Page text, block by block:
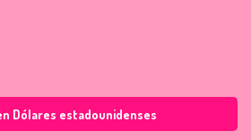
Dólares estadounidenses